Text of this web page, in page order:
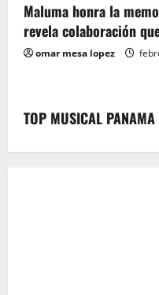
Maluma honra la
revela colaboración
omar mesa lopez
TOP MUSICAL PANAMA